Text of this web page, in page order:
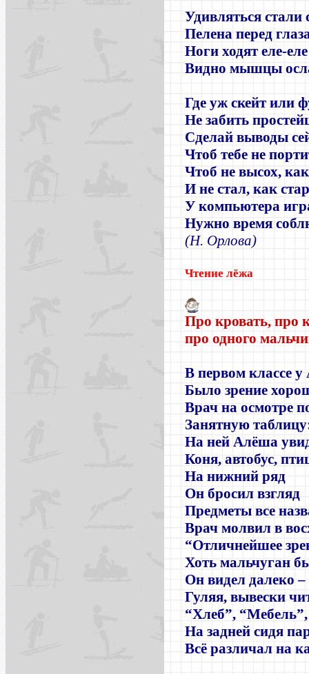
Удивляться стали
Пелена перед
Ноги ходят еле-
Видно мышцы
Где уж скейт или
Не забить
Сделай выводы
Чтоб тебе не
Чтоб не высох,
И не стал, как
У компьютера
Нужно время
(Н. Орлова)
Чтение лёжа
Про кровать, про
про одного
В первом классе
Было зрение
Врач на осмотре
Занятную
На ней Алёша
Коня, автобус,
На нижний ряд
Он бросил взгляд
Предметы все
Врач молвил в
“Отличнейшее
Хоть мальчуган
Он видел далеко –
Гуляя, вывески
“Хлеб”,
На задней сидя
Всё различал на